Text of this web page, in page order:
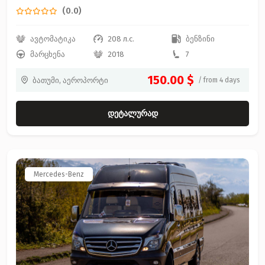
(0.0)
ავტომატიკა 208 л.с.
ბენზინი
მარცხენა
2018 7
ბათუმი, აეროპორტი 150.00 $ / from 4 days
დეტალურად
Mercedes-Benz